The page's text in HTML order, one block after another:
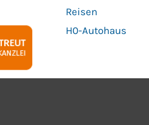
Reisen
H0-Autohaus